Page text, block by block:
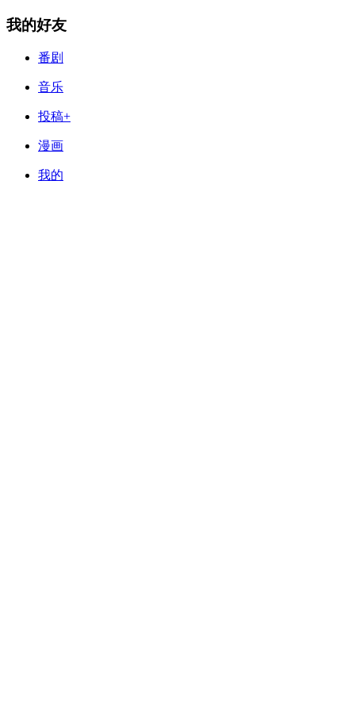
我的好友
番剧
音乐
投稿+
漫画
我的